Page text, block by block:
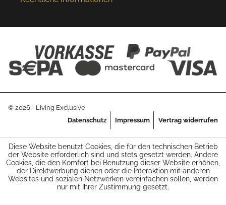
© 2026 - Living Exclusive
Datenschutz
Impressum Vertrag widerrufen
Diese Website benutzt Cookies, die für den technischen Betrieb
der Website erforderlich sind und stets gesetzt werden. Andere
Cookies, die den Komfort bei Benutzung dieser Website erhöhen,
der Direktwerbung dienen oder die Interaktion mit anderen
Websites und sozialen Netzwerken vereinfachen sollen, werden
nur mit Ihrer Zustimmung gesetzt.